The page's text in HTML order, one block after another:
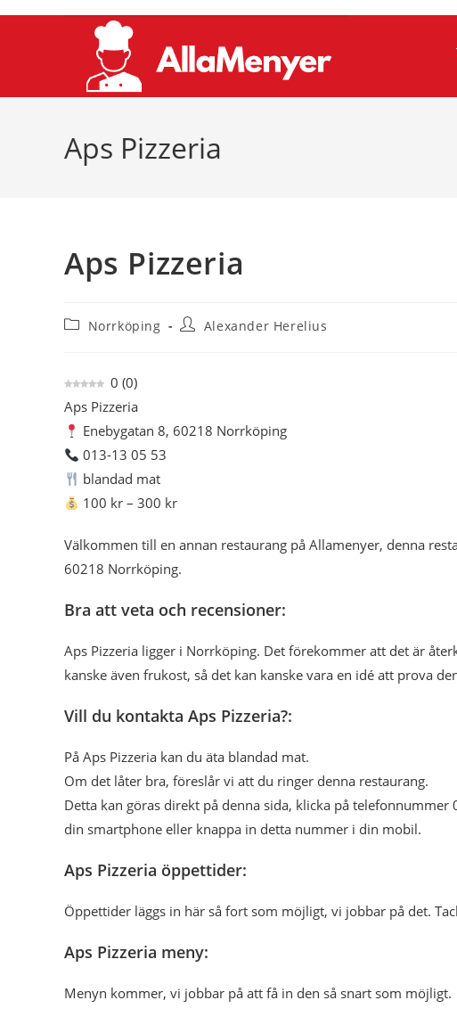
Aps Pizzeria
Aps Pizzeria
Inläggskategori:
Norrköping Inläggsförfattare:
Alexander Herelius
0 (0)
Aps Pizzeria
Enebygatan 8, 60218 Norrköping
013-13 05 53
blandad mat
100 kr – 300 kr
Välkommen till en annan restaurang på Allamenyer, denna
60218 Norrköping.
Bra att veta och recensioner:
Aps Pizzeria ligger i Norrköping. Det förekommer att det är
kanske även frukost, så det kan kanske vara en idé att prova
Vill du kontakta Aps Pizzeria?:
På Aps Pizzeria kan du äta blandad mat.
Om det låter bra, föreslår vi att du ringer denna restaurang.
Detta kan göras direkt på denna sida, klicka på
din smartphone eller knappa in detta nummer i din mobil.
Aps Pizzeria öppettider:
Öppettider läggs in här så fort som möjligt, vi jobbar på det.
Aps Pizzeria meny:
Menyn kommer, vi jobbar på att få in den så snart som möjligt.